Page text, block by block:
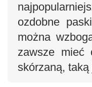
ozdobne
można
zawsze mieć
skórzaną,